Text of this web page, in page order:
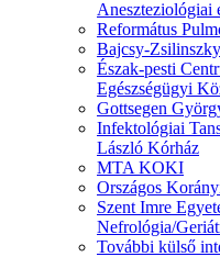
Aneszteziológiai
Református
Bajcsy-
Észak-pesti
Egészségügyi
Gottsegen
Infektológiai
László Kórház
MTA KOKI
Országos
Szent Imre
Nefrológia/
További külső